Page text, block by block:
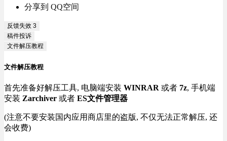
分享到 QQ空间
反馈失效 3
稿件投诉
文件解压教程
文件解压教程
首先准备好解压工具, 电脑端安装 WINRAR 或者 7z, 手机端
安装 Zarchiver 或者 ES文件管理器
(注意不要安装国内应用商店里的盗版, 不仅无法正常解压, 还
会收费)